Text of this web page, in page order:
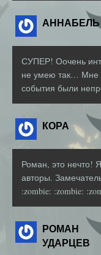
АННАБЕЛЬ
СУПЕР! Оочень
не умею так… Мне
события были
КОРА
Роман, это нечто!
авторы.
:zombie: :zombie:
РОМАН
УДАРЦЕВ